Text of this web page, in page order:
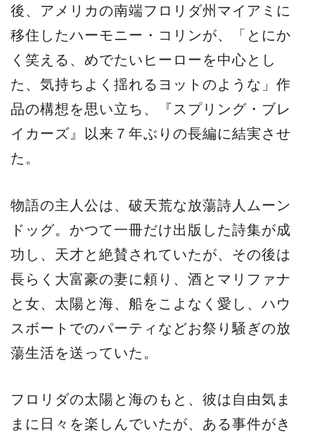
後、アメリカの南端フロリダ州マイアミに
移住したハーモニー・コリンが、「とにか
く笑える、めでたいヒーローを中心とし
た、気持ちよく揺れるヨットのような」作
品の構想を思い立ち、『スプリング・ブレ
イカーズ』以来７年ぶりの長編に結実させ
た。
物語の主人公は、破天荒な放蕩詩人ムーン
ドッグ。かつて一冊だけ出版した詩集が成
功し、天才と絶賛されていたが、その後は
長らく大富豪の妻に頼り、酒とマリファナ
と女、太陽と海、船をこよなく愛し、ハウ
スボートでのパーティなどお祭り騒ぎの放
蕩生活を送っていた。
フロリダの太陽と海のもと、彼は自由気ま
まに日々を楽しんでいたが、ある事件がき